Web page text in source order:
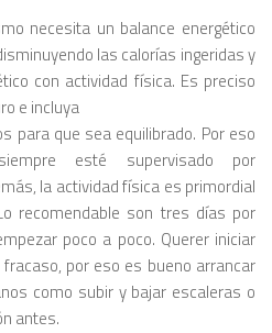
necesita un balance energético
las calorías ingeridas y
con actividad física. Es preciso
e incluya
para que sea equilibrado. Por eso
esté supervisado por
la actividad física es primordial
recomendable son tres días por
poco a poco. Querer iniciar
por eso es bueno arrancar
como subir y bajar escaleras o
antes.